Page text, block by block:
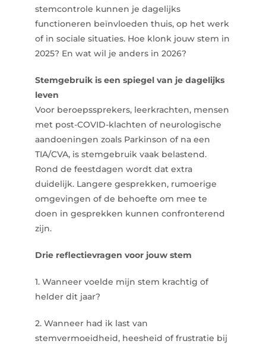
stemcontrole kunnen je dagelijks
functioneren beïnvloeden thuis, op het werk
of in sociale situaties. Hoe klonk jouw stem in
2025? En wat wil je anders in 2026?
Stemgebruik is een spiegel van je dagelijks
leven
Voor beroepssprekers, leerkrachten, mensen
met post-COVID-klachten of neurologische
aandoeningen zoals Parkinson of na een
TIA/CVA, is stemgebruik vaak belastend.
Rond de feestdagen wordt dat extra
duidelijk. Langere gesprekken, rumoerige
omgevingen of de behoefte om mee te
doen in gesprekken kunnen confronterend
zijn.
Drie reflectievragen voor jouw stem
1. Wanneer voelde mijn stem krachtig of
helder dit jaar?
2. Wanneer had ik last van
stemvermoeidheid, heesheid of frustratie bij